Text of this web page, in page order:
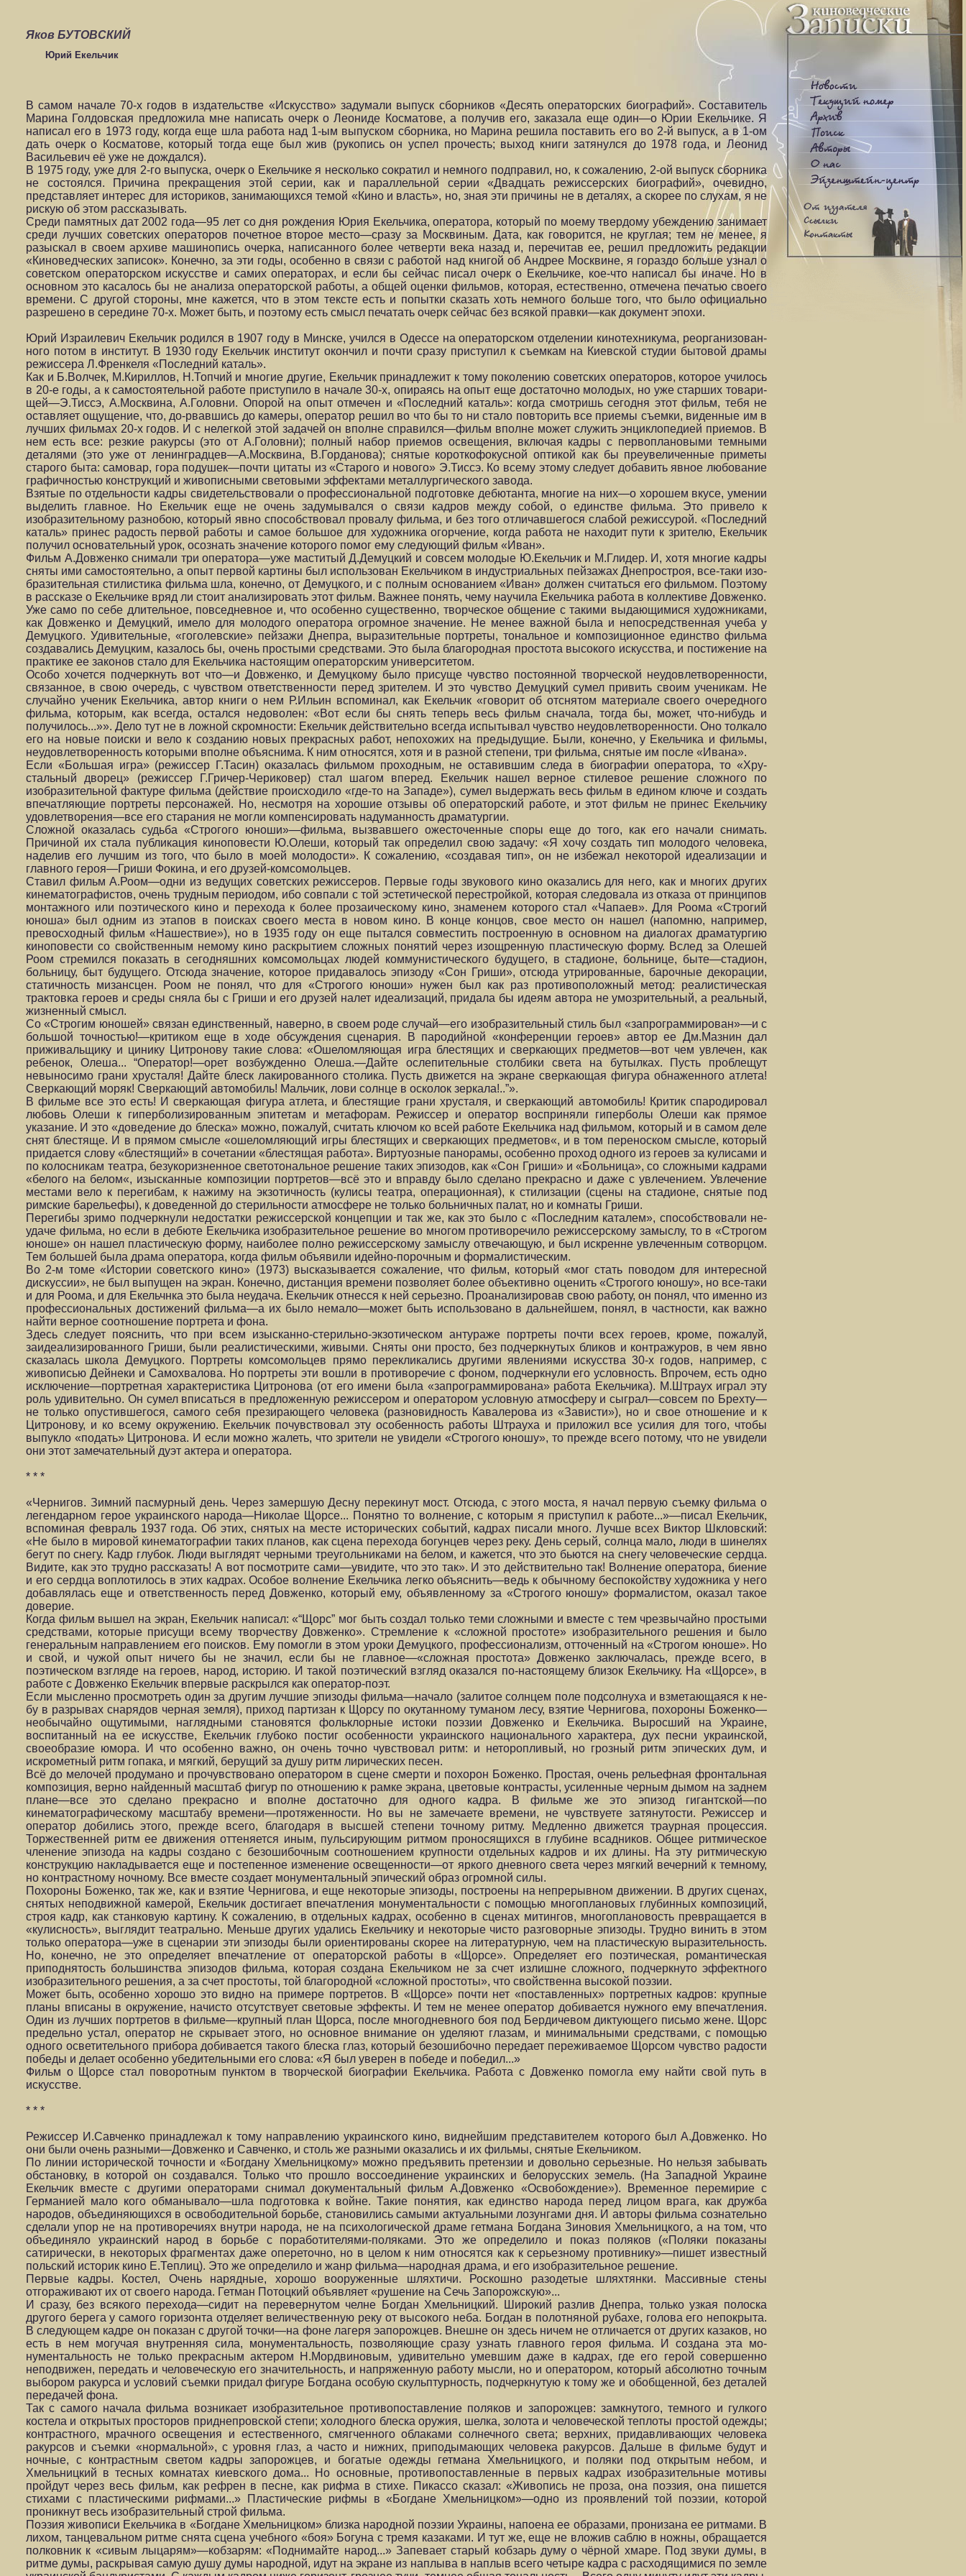
Яков БУТОВСКИЙ
Юрий Екельчик
В самом начале 70-х годов в издательстве «Искусство» задумали выпуск сборников «Десять операторских биографий». Составитель
Марина Голдовская предложила мне написать очерк о Леониде Косматове, а получив его, заказала еще один—о Юрии Екельчике. Я
написал его в 1973 году, когда еще шла работа над 1-ым выпуском сборника, но Марина решила поставить его во 2-й выпуск, а в 1-ом
дать очерк о Косматове, который тогда еще был жив (рукопись он успел прочесть; выход книги затянулся до 1978 года, и Леонид
Васильевич её уже не дождался).
В 1975 году, уже для 2-го выпуска, очерк о Екельчике я несколько сократил и немного подправил, но, к сожалению, 2-ой выпуск сборника
не состоялся. Причина прекращения этой серии, как и параллельной серии «Двадцать режиссерских биографий», очевидно,
представляет интерес для историков, занимающихся темой «Кино и власть», но, зная эти причины не в деталях, а скорее по слухам, я не
рискую об этом рассказывать.
Среди памятных дат 2002 года—95 лет со дня рождения Юрия Екельчика, оператора, который по моему твердому убеждению занимает
среди лучших советских операторов почетное второе место—сразу за Москвиным. Дата, как говорится, не круглая; тем не менее, я
разыскал в своем архиве машинопись очерка, написанного более четверти века назад и, перечитав ее, решил предложить редакции
«Киноведческих записок». Конечно, за эти годы, особенно в связи с работой над книгой об Андрее Москвине, я гораздо больше узнал о
советском операторском искусстве и самих операторах, и если бы сейчас писал очерк о Екельчике, кое-что написал бы иначе. Но в
основном это касалось бы не анализа операторской работы, а общей оценки фильмов, которая, естественно, отмечена печатью своего
времени. С другой стороны, мне кажется, что в этом тексте есть и попытки сказать хоть немного больше того, что было официально
разрешено в середине 70-х. Может быть, и поэтому есть смысл печатать очерк сейчас без всякой правки—как документ эпохи.
Юрий Израилевич Екельчик родился в 1907 году в Минске, учился в Одессе на операторском отделении кинотехникума, реорганизован­
ного потом в институт. В 1930 году Екельчик институт окончил и почти сразу приступил к съемкам на Киевской студии бытовой дра­мы
режиссера Л.Френкеля «Последний каталь».
Как и Б.Волчек, М.Кириллов, Н.Топчий и многие другие, Екельчик принадлежит к тому поколению советских операторов, которое училось
в 20-е годы, а к самостоятельной работе приступило в начале 30-х, опираясь на опыт еще достаточно молодых, но уже старших товари­
щей—Э.Тиссэ, А.Москвина, А.Головни. Опорой на опыт отмечен и «Последний каталь»: когда смотришь сегодня этот фильм, тебя не
оставляет ощущение, что, до-рвавшись до камеры, оператор решил во что бы то ни стало повторить все приемы съемки, виденные им в
лучших фильмах 20-х годов. И с нелегкой этой задачей он вполне справился—фильм вполне может служить энциклопедией приемов. В
нем есть все: резкие ракурсы (это от А.Головни); полный набор при­емов освещения, включая кадры с первоплановыми темными
деталями (это уже от ленинградцев—А.Москвина, В.Горданова); снятые короткофокусной оптикой как бы преувеличенные приметы
старого быта: са­мовар, гора подушек—почти цитаты из «Старого и нового» Э.Тиссэ. Ко всему этому следует добавить явное любование
графичностью кон­струкций и живописными световыми эффектами металлургического за­вода.
Взятые по отдельности кадры свидетельствовали о профессиональ­ной подготовке дебютанта, многие на них—о хорошем вкусе, умении
выделить главное. Но Екельчик еще не очень задумывался о связи кадров между собой, о единстве фильма. Это привело к
изобразитель­ному разнобою, который явно способствовал провалу фильма, и без того отличавшегося слабой режиссурой. «Последний
каталь» принес радость первой работы и самое большое для художника огорчение, когда работа не находит пути к зрителю, Екельчик
получил основа­тельный урок, осознать значение которого помог ему следующий фильм «Иван».
Фильм А.Довженко снимали три оператора—уже маститый Д.Демуцкий и совсем молодые Ю.Екельчик и М.Глидер. И, хотя многие кадры
сня­ты ими самостоятельно, а опыт первой картины был использован Екельчиком в индустриальных пейзажах Днепростроя, все-таки изо­
бразительная стилистика фильма шла, конечно, от Демуцкого, и с полным основанием «Иван» должен считаться его фильмом. Поэтому
в рассказе о Екельчике вряд ли стоит анализировать этот фильм. Важ­нее понять, чему научила Екельчика работа в коллективе Довженко.
Уже само по себе длительное, повседневное и, что особенно су­щественно, творческое общение с такими выдающимися художниками,
как Довженко и Демуцкий, имело для молодого оператора огромное значение. Не менее важной была и непосредственная учеба у
Демуц­кого. Удивительные, «гоголевские» пейзажи Днепра, выразительные портреты, тональное и композиционное единство фильма
создавались Демуцким, казалось бы, очень простыми средствами. Это была благо­родная простота высокого искусства, и постижение на
практике ее законов стало для Екельчика настоящим операторским университетом.
Особо хочется подчеркнуть вот что—и Довженко, и Демуцкому было присуще чувство постоянной творческой неудовлетворенности,
связанное, в свою очередь, с чувством ответственности перед зри­телем. И это чувство Демуцкий сумел привить своим ученикам. Не
случайно ученик Екельчика, автор книги о нем Р.Ильин вспоминал, как Екельчик «говорит об отснятом материале своего очередного
фильма, которым, как всегда, остался недоволен: «Вот если бы снять теперь весь фильм сначала, тогда бы, может, что-нибудь и
получилось...»». Дело тут не в ложной скромности: Екельчик действи­тельно всегда испытывал чувство неудовлетворенности. Оно толкало
его на новые поиски и вело к созданию новых прекрасных работ, непохожих на предыдущие. Были, конечно, у Екельчика и фильмы,
неудовлетворенность которыми вполне объяснима. К ним относятся, хотя и в разной степени, три фильма, снятые им после «Ивана».
Если «Большая игра» (режиссер Г.Тасин) оказалась фильмом проходным, не оставившим следа в биографии оператора, то «Хру­
стальный дворец» (режиссер Г.Гричер-Чериковер) стал шагом вперед. Екельчик нашел верное стилевое решение сложного по
изобразительной фактуре фильма (действие происходило «где-то на Западе»), су­мел выдержать весь фильм в едином ключе и создать
впечатляющие портреты персонажей. Но, несмотря на хорошие отзывы об операторский работе, и этот фильм не принес Екельчику
удовлетворения—все его старания не могли компенсировать надуманность драматургии.
Сложной оказалась судьба «Строгого юноши»—фильма, вызвавшего ожесточенные споры еще до того, как его начали снимать.
Причиной их стала публикация киноповести Ю.Олеши, который так определил свою задачу: «Я хочу создать тип молодого человека,
наделив его лучшим из того, что было в моей молодости». К сожалению, «созда­вая тип», он не избежал некоторой идеализации и
главного героя—Гриши Фокина, и его друзей-комсомольцев.
Ставил фильм А.Роом—одни из ведущих советских режиссеров. Первые годы звукового кино оказались для него, как и многих дру­гих
кинематографистов, очень трудным периодом, ибо совпали с той эстетической перестройкой, которая следовала из отказа от принципов
монтажного или поэтического кино и перехода к более прозаическому кино, знаменем которого стал «Чапаев». Для Роома «Строгий
юноша» был одним из этапов в поисках своего места в новом кино. В конце концов, свое место он нашел (напомню, например,
превосходный фильм «Нашествие»), но в 1935 году он еще пытался совме­стить построенную в основном на диалогах драматургию
киноповести со свойственным немому кино раскрытием сложных понятий через изощренную пластическую форму. Вслед за Олешей
Роом стремился пока­зать в сегодняшних комсомольцах людей коммунистического будущего, в стадионе, больнице, быте—стадион,
больницу, быт будущего. Отсюда значение, которое придавалось эпизоду «Сон Гриши», отсюда утрированные, барочные декорации,
статичность мизансцен. Роом не понял, что для «Строгого юноши» нужен был как раз противоположный метод: реалистическая
трактовка героев и среды сняла бы с Гриши и его друзей налет идеализаций, придала бы идеям автора не умозрительный, а реальный,
жизненный смысл.
Со «Строгим юношей» связан единственный, наверно, в своем роде случай—его изобразительный стиль был «запрограммирован»—и с
большой точностью!—критиком еще в ходе обсуждения сценария. В пародийной «конференции героев» автор ее Дм.Мазнин дал
приживальщику и цинику Цитронову такие слова: «Ошеломляющая игра блестящих и сверкающих предметов—вот чем увлечен, как
ребенок, Олеша... “Оператор!—орет возбужденно Олеша.—Дайте ослепительные столбики света на бутылках. Пусть проблещут
невыносимо грани хрусталя! Дайте блеск лакированного столика. Пусть движется на экране сверкающая фигура обнаженного атлета!
Сверкающий моряк! Сверкающий ав­томобиль! Мальчик, лови солнце в осколок зеркала!..”».
В фильме все это есть! И сверкающая фигура атлета, и блестящие грани хрусталя, и сверкающий автомобиль! Критик спародировал
любовь Олеши к гиперболизированным эпитетам и метафорам. Режиссер и оператор восприняли гиперболы Олеши как прямое
указание. И это «доведение до блеска» можно, пожалуй, считать ключом ко всей работе Екельчика над фильмом, который и в самом деле
снят блестяще. И в прямом смысле «ошеломляющий игры блестящих и сверкающих предметов«, и в том переноском смысле, который
придается слову «блестящий» в сочетании «блестящая работа». Виртуозные панорамы, особенно проход одного из героев за кулисами и
по колосникам театра, безукоризненное светотональное решение таких эпизодов, как «Сон Гриши» и «Больница», со сложными кадрами
«белого на белом«, изысканные композиции портретов—всё это и вправду было сделано прекрасно и даже с увлечением. Увлечение
местами вело к перегибам, к нажи­му на экзотичность (кулисы театра, операционная), к стилизации (сцены на стадионе, снятые под
римские барельефы), к доведенной до стерильности атмосфере не только больничных палат, но и ком­наты Гриши.
Перегибы зримо подчеркнули недостатки режиссерской концепции и так же, как это было с «Последним каталем», способствовали не­
удаче фильма, но если в дебюте Екельчика изобразительное решение во многом противоречило режиссерскому замыслу, то в «Строгом
юноше» он нашел пластическую форму, наиболее полно режиссерскому замыслу отвечающую, и был искренне увлеченным сотворцом.
Тем боль­шей была драма оператора, когда фильм объявили идейно-порочным и формалистическим.
Во 2-м томе «Истории советского кино» (1973) высказывается сожаление, что фильм, который «мог стать поводом для интересной
дискуссии», не был выпущен на экран. Конечно, дистанция времени поз­воляет более объективно оценить «Строгого юношу», но все-таки
и для Роома, и для Екельчнка это была неудача. Екельчик отнесся к ней серьезно. Проанализировав свою работу, он понял, что именно из
профессиональных достижений фильма—а их было немало—может быть использовано в дальнейшем, понял, в частности, как важно
най­ти верное соотношение портрета и фона.
Здесь следует пояснить, что при всем изысканно-стерильно-экзотическом антураже портреты почти всех героев, кроме, пожалуй,
заидеализированного Гриши, были реалистическими, живыми. Сняты они просто, без подчеркнутых бликов и контражуров, в чем явно
сказалась школа Демуцкого. Портреты комсомольцев прямо перекликались другими явлениями искусства 30-х годов, например, с
живописью Дейнеки и Самохвалова. Но портреты эти вошли в противоречие с фоном, подчеркнули его условность. Впрочем, есть одно
исключение—портретная характеристика Цитронова (от его имени была «запрограммирована» работа Екельчика). М.Штраух играл эту
роль удивительно. Он сумел вписаться в предложенную режиссером и опера­тором условную атмосферу и сыграл—совсем по Брехту—
не только опустившегося, самого себя презирающего человека (разновидность Кавалерова из «Зависти»), но и свое отношение и к
Цитронову, и ко всему окружению. Екельчик почувствовал эту особенность рабо­ты Штрауха и приложил все усилия для того, чтобы
выпукло «подать» Цитронова. И если можно жалеть, что зрители не увидели «Строгого юношу», то прежде всего потому, что не увидели
они этот замечательный дуэт актера и оператора.
* * *
«Чернигов. Зимний пасмурный день. Через замершую Десну перекинут мост. Отсюда, с этого моста, я начал первую съемку фильма о
легендарном герое украинского народа—Николае Щорсе... Понятно то волнение, с которым я приступил к работе...»—писал Екельчик,
вспоминая февраль 1937 года. Об этих, снятых на месте исторических событий, кадрах писали много. Лучше всех Виктор Шкловский:
«Не было в мировой кинематографии таких планов, как сцена перехо­да богунцев через реку. День серый, солнца мало, люди в шинелях
бегут по снегу. Кадр глубок. Люди выглядят черными треугольника­ми на белом, и кажется, что это бьются на снегу человеческие серд­ца.
Видите, как это трудно рассказать! А вот посмотрите сами—увидите, что это так». И это действительно так! Волнение оператора, биение
и его сердца воплотилось в этих кадрах. Особое волнение Екельчика легко объяснить—ведь к обычному беспокойству художника у него
добавлялась еще и ответственность перед Довженко, ко­торый ему, объявленному за «Строгого юношу» формалистом, оказал такое
доверие.
Когда фильм вышел на экран, Екельчик написал: «“Щорс” мог быть создал только теми сложными и вместе с тем чрезвычайно простыми
средствами, которые присущи всему творчеству Довженко». Стремление к «сложной простоте» изобразительного решения и было
генераль­ным направлением его поисков. Ему помогли в этом уроки Демуцкого, профессионализм, отточенный на «Строгом юноше». Но
и свой, и чужой опыт ничего бы не значил, если бы не главное—«сложная простота» Довженко заключалась, прежде всего, в
поэтическом взгляде на героев, народ, историю. И такой поэтический взгляд оказался по-настоящему близок Екельчику. На «Щорсе», в
работе с Довженко Екельчик впервые раскрылся как оператор-поэт.
Если мысленно просмотреть один за другим лучшие эпизоды фильма—начало (залитое солнцем поле подсолнуха и взметающаяся к не­
бу в разрывах снарядов черная земля), приход партизан к Щорсу по окутанному туманом лесу, взятие Чернигова, похороны Боженко—
необычайно ощутимыми, наглядными становятся фольклорные истоки поэзии Довженко и Екельчика. Выросший на Украине,
воспитанный на ее искусстве, Екельчик глубоко постиг особенности украинского национального характера, дух песни украинской,
своеобразие юмора. И что особенно важно, он очень точно чувствовал ритм: и неторопливый, но грозный ритм эпических дум, и
искрометный ритм гопака, и мягкий, берущий за душу ритм лирических песен.
Всё до мелочей продумано и прочувствовано оператором в сцене смерти и похорон Боженко. Простая, очень рельефная фронтальная
композиция, верно найденный масштаб фигур по отношению к рамке экрана, цветовые контрасты, усиленные черным дымом на заднем
пла­не—все это сделано прекрасно и вполне достаточно для одного кад­ра. В фильме же это эпизод гигантской—по
кинематографическому мас­штабу времени—протяженности. Но вы не замечаете времени, не чув­ствуете затянутости. Режиссер и
оператор добились этого, прежде всего, благодаря в высшей степени точному ритму. Медленно движется траурная процессия.
Торжественней ритм ее движения оттеняется иным, пульсирующим ритмом проносящихся в глубине всадников. Общее рит­мическое
членение эпизода на кадры создано с безошибочным соотно­шением крупности отдельных кадров и их длины. На эту ритмичес­кую
конструкцию накладывается еще и постепенное изменение осве­щенности—от яркого дневного света через мягкий вечерний к тем­ному,
но контрастному ночному. Все вместе создает монументальный эпический образ огромной силы.
Похороны Боженко, так же, как и взятие Чернигова, и еще некото­рые эпизоды, построены на непрерывном движении. В других сценах,
снятых неподвижной камерой, Екельчик достигает впечатления мону­ментальности с помощью многоплановых глубинных композиций,
строя кадр, как станковую картину. К сожалению, в отдельных кадрах, особенно в сценах митингов, многоплановость превращается в
«кулисность», выглядит театрально. Меньше других удались Екельчику и некоторые чисто разговорные эпизоды. Трудно винить в этом
только оператора—уже в сценарии эти эпизоды были ориентированы скорее на литературную, чем на пластическую выразительность.
Но, конечно, не это определяет впечатление от операторской работы в «Щорсе». Определяет его поэтическая, романтическая
приподнятость большин­ства эпизодов фильма, которая создана Екельчиком не за счет излиш­не сложного, подчеркнуто эффектного
изобразительного решения, а за счет простоты, той благородной «сложной простоты», что свойст­венна высокой поэзии.
Может быть, особенно хорошо это видно на примере портретов. В «Щорсе» почти нет «поставленных» портретных кадров: крупные
планы вписаны в окружение, начисто отсутствует световые эффекты. И тем не менее оператор добивается нужного ему впечатления.
Один из лучших портретов в фильме—крупный план Щорса, после многодневного боя под Бердичевом диктующего письмо жене. Щорс
предель­но устал, оператор не скрывает этого, но основное внимание он уде­ляют глазам, и минимальными средствами, с помощью
одного освети­тельного прибора добивается такого блеска глаз, который безошибочно передает переживаемое Щорсом чувство радости
победы и делает особенно убедительными его слова: «Я был уверен в победе и победил...»
Фильм о Щорсе стал поворотным пунктом в творческой биографии Екельчика. Работа с Довженко помогла ему найти свой путь в
искусстве.
* * *
Режиссер И.Савченко принадлежал к тому направлению украинского кино, виднейшим представителем которого был А.Довженко. Но
они были очень разными—Довженко и Савченко, и столь же разными оказались и их фильмы, снятые Екельчиком.
По линии исторической точности и «Богдану Хмельницкому» можно предъявить претензии и довольно серьезные. Но нельзя забывать
обстановку, в которой он создавался. Только что прошло воссоединение украинских и белорусских земель. (На Западной Украине
Екельчик вместе с другими операторами снимал документальный фильм А.Довженко «Освобождение»). Временное перемирие с
Германией мало кого обманывало—шла подготовка к войне. Такие понятия, как единство народа перед лицом врага, как дружба
народов, объединяющихся в освободительной борьбе, становились самыми актуальными лозунгами дня. И авторы фильма сознательно
сделали упор не на противоречиях внутри народа, не на психологической драме гетмана Богдана Зиновия Хмельницкого, а на том, что
объединяло украинский народ в борьбе с поработителями-поляками. Это же определило и показ поляков («По­ляки показаны
сатирически, в некоторых фрагментах даже опереточ­но, но в целом к ним относятся как к серьезному противнику»—пишет известный
польский историк кино Е.Теплиц). Это же опреде­лило и жанр фильма—народная драма, и его изобразительное реше­ние.
Первые кадры. Костел, Очень нарядные, хорошо вооруженные шлях­тичи. Роскошно разодетые шляхтянки. Массивные стены
отгораживают их от своего народа. Гетман Потоцкий объявляет «рушение на Сечь Запорожскую»...
И сразу, без всякого перехода—сидит на перевернутом челне Богдан Хмельницкий. Широкий разлив Днепра, только узкая полоска
другого берега у самого горизонта отделяет величественную реку от высокого неба. Богдан в полотняной рубахе, голова его непокры­та.
В следующем кадре он показан с другой точки—на фоне лагеря эапорожцев. Внешне он здесь ничем не отличается от других каза­ков, но
есть в нем могучая внутренняя сила, монументальность, позволяющие сразу узнать главного героя фильма. И создана эта мо­
нументальность не только прекрасным актером Н.Мордвиновым, удиви­тельно умевшим даже в кадрах, где его герой совершенно
неподвижен, передать и человеческую его значительность, и напряженную ра­боту мысли, но и оператором, который абсолютно точным
выбором ракурса и условий съемки придал фигуре Богдана особую скульптур­ность, подчеркнутую к тому же и обобщенной, без деталей
переда­чей фона.
Так с самого начала фильма возникает изобразительное противопоставление поляков и запорожцев: замкнутого, темного и гулкого
костела и открытых просторов приднепровской степи; холодного блеска оружия, шелка, золота и человеческой теплоты простой одежды;
контрастного, мрачного освещения и естественного, смягченно­го облаками солнечного света; верхних, придавливающих человека
ракурсов и съемки «нормальной», с уровня глаз, а часто и нижних, приподымающих человека ракурсов. Дальше в фильме будут и
ночные, с контрастным светом кадры запорожцев, и богатые одежды гетмана Хмельницкого, и поляки под открытым небом, и
Хмельницкий в тес­ных комнатах киевского дома... Но основные, противопоставленные в первых кадрах изобразительные мотивы
пройдут через весь фильм, как рефрен в песне, как рифма в стихе. Пикассо сказал: «Живопись не проза, она поэзия, она пишется
стихами с пластическими рифма­ми...» Пластические рифмы в «Богдане Хмельницком»—одно из проявлений той поэзии, которой
проникнут весь изобразительный строй фильма.
Поэзия живописи Екельчика в «Богдане Хмельницком» близка народ­ной поэзии Украины, напоена ее образами, пронизана ее ритмами. В
лихом, танцевальном ритме снята сцена учебного «боя» Богуна с тре­мя казаками. И тут же, еще не вложив саблю в ножны, обращается
полковник к «сивым лыцарям»—кобзарям: «Поднимайте народ...» Запевает старый кобзарь думу о чёрной хмаре. Под звуки думы, в
ритме думы, раскрывая самую душу думы народной, идут на экране из наплыва в наплыв всего четыре кадра с расходящимися по земле